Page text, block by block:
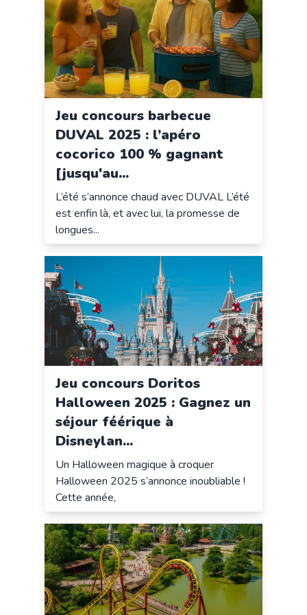
Jeu concours barbecue
DUVAL 2025 : l’apéro
cocorico 100 % gagnant
[jusqu'au...
L’été s’annonce chaud avec DUVAL L’été
est enfin là, et avec lui, la promesse de
longues...
Jeu concours Doritos
Halloween 2025 : Gagnez un
séjour féérique à
Disneylan...
Un Halloween magique à croquer
Halloween 2025 s’annonce inoubliable !
Cette année,